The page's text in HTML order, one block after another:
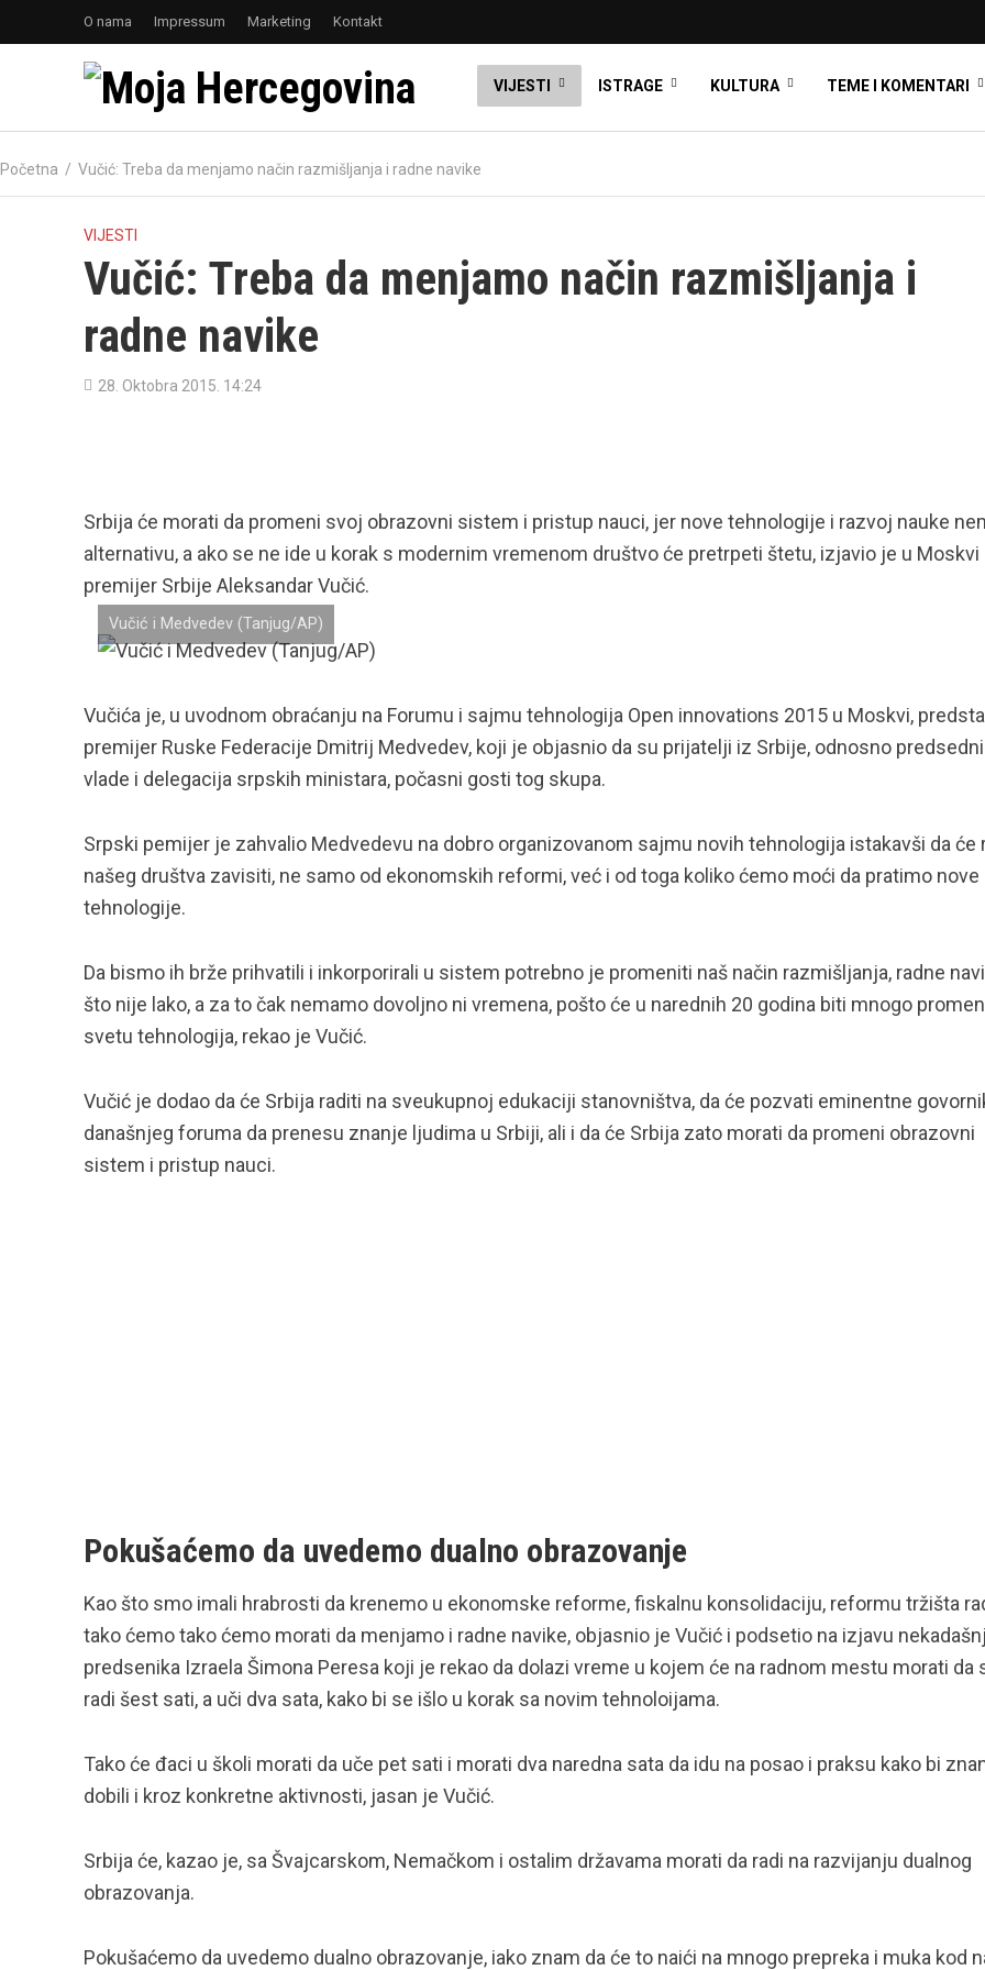
O nama Impressum Marketing Kontakt
VIJESTI ISTRAGE KULTURA TEME I KOMENTARI
Početna / Vučić: Treba da menjamo način razmišljanja i radne navike
VIJESTI
Vučić: Treba da menjamo način razmišljanja i
radne navike
28. Oktobra 2015. 14:24
Srbija će morati da promeni svoj obrazovni sistem i pristup nauci, jer nove tehnologije i razvoj nauke
alternativu, a ako se ne ide u korak s modernim vremenom društvo će pretrpeti štetu, izjavio je u Moskvi
premijer Srbije Aleksandar Vučić.
Vučić i Medvedev (Tanjug/AP)
Vučića je, u uvodnom obraćanju na Forumu i sajmu tehnologija Open innovations 2015 u Moskvi,
premijer Ruske Federacije Dmitrij Medvedev, koji je objasnio da su prijatelji iz Srbije, odnosno
vlade i delegacija srpskih ministara, počasni gosti tog skupa.
Srpski pemijer je zahvalio Medvedevu na dobro organizovanom sajmu novih tehnologija istakavši da će
našeg društva zavisiti, ne samo od ekonomskih reformi, već i od toga koliko ćemo moći da pratimo nove
tehnologije.
Da bismo ih brže prihvatili i inkorporirali u sistem potrebno je promeniti naš način razmišljanja, radne
što nije lako, a za to čak nemamo dovoljno ni vremena, pošto će u narednih 20 godina biti mnogo
svetu tehnologija, rekao je Vučić.
Vučić je dodao da će Srbija raditi na sveukupnoj edukaciji stanovništva, da će pozvati eminentne
današnjeg foruma da prenesu znanje ljudima u Srbiji, ali i da će Srbija zato morati da promeni obrazovni
sistem i pristup nauci.
Pokušaćemo da uvedemo dualno obrazovanje
Kao što smo imali hrabrosti da krenemo u ekonomske reforme, fiskalnu konsolidaciju, reformu tržišta
tako ćemo tako ćemo morati da menjamo i radne navike, objasnio je Vučić i podsetio na izjavu
predsenika Izraela Šimona Peresa koji je rekao da dolazi vreme u kojem će na radnom mestu morati da
radi šest sati, a uči dva sata, kako bi se išlo u korak sa novim tehnoloijama.
Tako će đaci u školi morati da uče pet sati i morati dva naredna sata da idu na posao i praksu kako bi
dobili i kroz konkretne aktivnosti, jasan je Vučić.
Srbija će, kazao je, sa Švajcarskom, Nemačkom i ostalim državama morati da radi na razvijanju dualnog
obrazovanja.
Pokušaćemo da uvedemo dualno obrazovanje, iako znam da će to naići na mnogo prepreka i muka kod